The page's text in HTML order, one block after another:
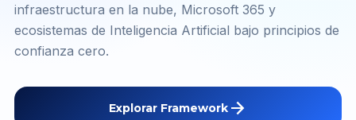
infraestructura en la nube, Microsoft 365 y
ecosistemas de Inteligencia Artificial bajo principios de
confianza cero.
Explorar Framework arrow_forward